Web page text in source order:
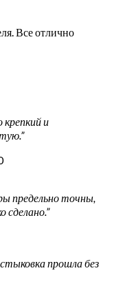
Все отлично
крепкий и
предельно точны,
сделано.”
прошла без